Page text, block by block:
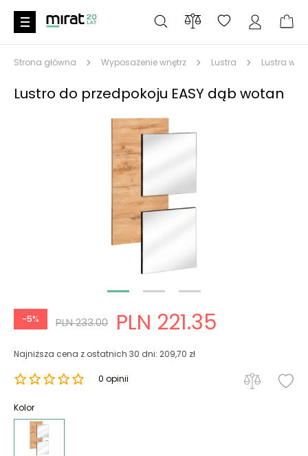
Strona główna Wyposażenie wnętrz Lustra Lustra
Lustro do przedpokoju EASY dąb wotan
-5% PLN 233.00 PLN 221.35
Najniższa cena z ostatnich 30 dni: 209,70 zł
0 opinii
Kolor